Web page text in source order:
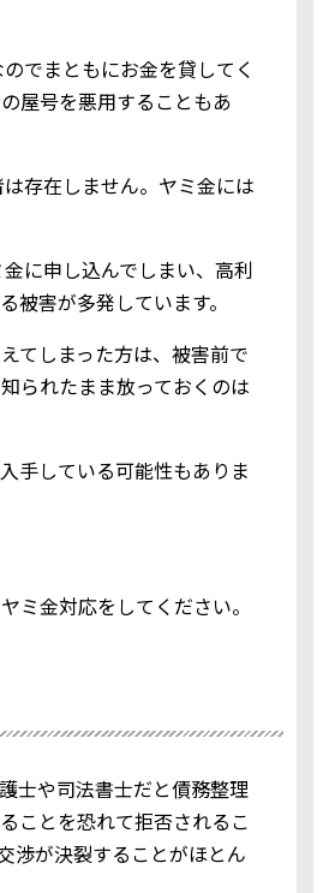
でまともにお金を貸してく
屋号を悪用することもあ
存在しません。ヤミ金には
に申し込んでしまい、高利
害が多発しています。
てしまった方は、被害前で
られたまま放っておくのは
手している可能性もありま
ミ金対応をしてください。
士や司法書士だと債務整理
ことを恐れて拒否されるこ
渉が決裂することがほとん